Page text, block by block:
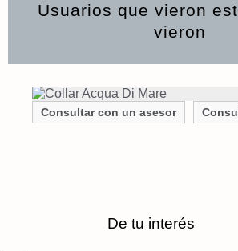
Usuarios que vieron
vieron
Consultar con un asesor
De tu interés